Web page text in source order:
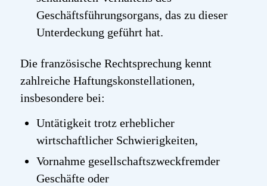
Geschäftsführungsorgans, das zu dieser
Unterdeckung geführt hat.
Die französische Rechtsprechung kennt
zahlreiche Haftungskonstellationen,
insbesondere bei:
Untätigkeit trotz erheblicher
wirtschaftlicher Schwierigkeiten,
Vornahme gesellschaftszweckfremder
Geschäfte oder